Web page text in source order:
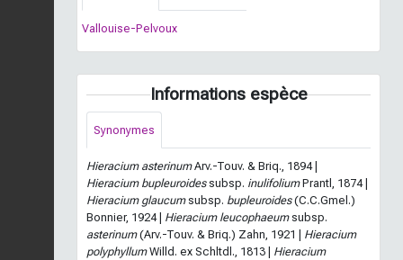
Vallouise-Pelvoux
Informations espèce
Synonymes
Hieracium asterinumArv.-Touv. & Briq., 1894 |
Hieracium bupleuroides subsp. inulifoliumPrantl, 1874 |
Hieracium glaucum subsp. bupleuroides(C.C.Gmel.)
Bonnier, 1924 | Hieracium leucophaeum subsp.
asterinum(Arv.-Touv. & Briq.) Zahn, 1921 | Hieracium
polyphyllumWilld. ex Schltdl., 1813 | Hieracium